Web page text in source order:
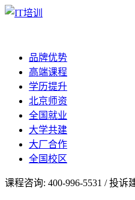
品牌优势
高端课程
学历提升
北京师资
全国就业
大学共建
大厂合作
全国校区
课程咨询: 400-996-5531 / 投诉